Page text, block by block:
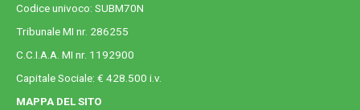
Codice univoco: SUBM70N
Tribunale MI nr. 286255
C.C.I.A.A. MI nr. 1192900
Capitale Sociale: € 428.500 i.v.
MAPPA DEL SITO